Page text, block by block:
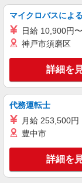
給(
派遣社員
給(
給(
マイクロバスによ
日給 10,900円
神戸市須磨区
詳細を
代務運転士
月給 253,500円
豊中市
詳細を